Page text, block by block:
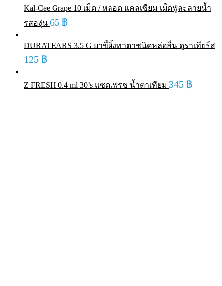
Kal-Cee Grape 10 เม็ด / หลอด แคลเซียม เม็ดฟู่ละลายน้ำ
รสองุ่น 65 ฿
DURATEARS 3.5 G ยาขี้ผึ้งทาตาชนิดหล่อลื่น ดูราเทียร์ส
125 ฿
Z FRESH 0.4 ml 30’s แซดเฟรช น้ำตาเทียม 345 ฿